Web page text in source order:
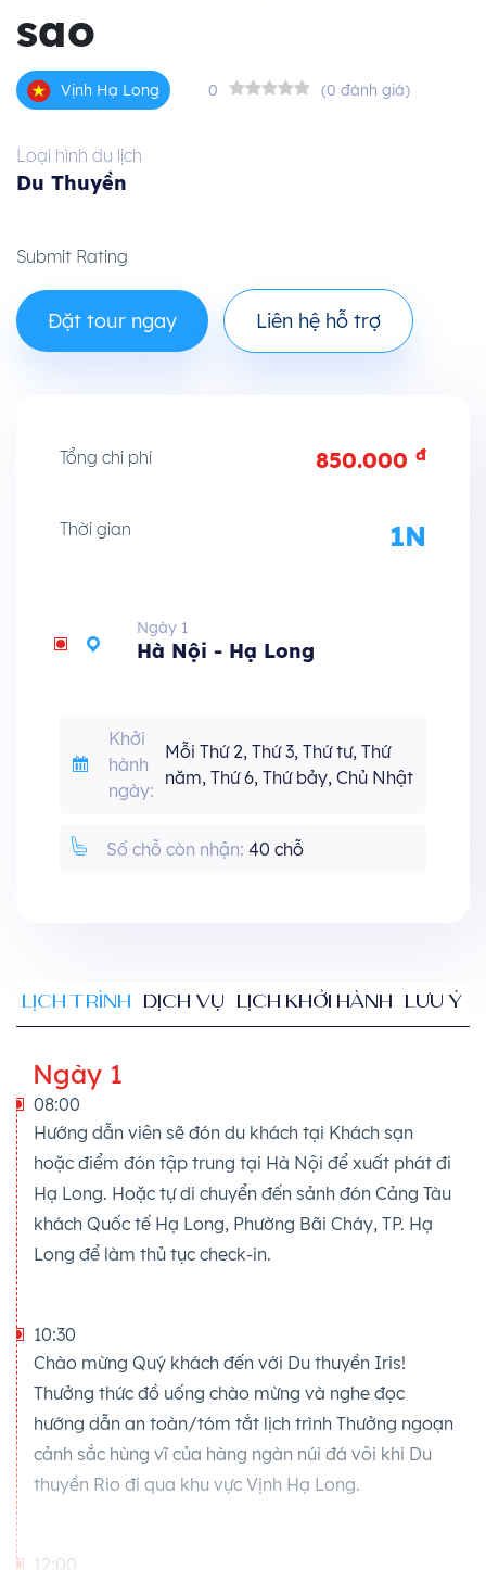
sao
Vịnh Hạ Long 0 (0 đánh giá)
Loại hình du lịch
Du Thuyền
Submit Rating
Đặt tour ngay Liên hệ hỗ trợ
Tổng chi phí 850.000 đ
Thời gian 1N
Ngày 1
Hà Nội - Hạ Long
Khởi
hành
ngày:
Mỗi Thứ 2, Thứ 3, Thứ tư, Thứ
năm, Thứ 6, Thứ bảy, Chủ Nhật
Số chỗ còn nhận: 40 chỗ
LỊCH TRÌNH DỊCH VỤ LỊCH KHỞI HÀNH LƯU Ý
Ngày 1
08:00
Hướng dẫn viên sẽ đón du khách tại Khách sạn
hoặc điểm đón tập trung tại Hà Nội để xuất phát đi
Hạ Long. Hoặc tự di chuyển đến sảnh đón Cảng Tàu
khách Quốc tế Hạ Long, Phường Bãi Cháy, TP. Hạ
Long để làm thủ tục check-in.
10:30
Chào mừng Quý khách đến với Du thuyền Iris!
Thưởng thức đồ uống chào mừng và nghe đọc
hướng dẫn an toàn/tóm tắt lịch trình Thưởng ngoạn
cảnh sắc hùng vĩ của hàng ngàn núi đá vôi khi Du
thuyền Rio đi qua khu vực Vịnh Hạ Long.
12:00